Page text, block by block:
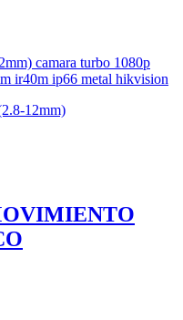
camara turbo 1080p
ir40m ip66 metal hikvision
12mm)